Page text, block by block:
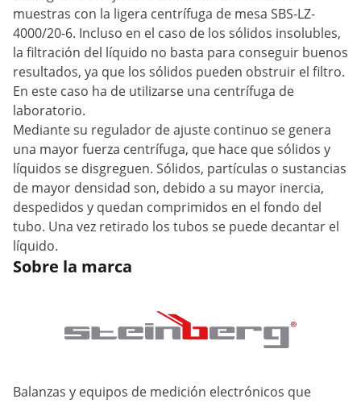
muestras con la ligera centrífuga de mesa SBS-LZ-
4000/20-6. Incluso en el caso de los sólidos insolubles,
la filtración del líquido no basta para conseguir buenos
resultados, ya que los sólidos pueden obstruir el filtro.
En este caso ha de utilizarse una centrífuga de
laboratorio.
Mediante su regulador de ajuste continuo se genera
una mayor fuerza centrífuga, que hace que sólidos y
líquidos se disgreguen. Sólidos, partículas o sustancias
de mayor densidad son, debido a su mayor inercia,
despedidos y quedan comprimidos en el fondo del
tubo. Una vez retirado los tubos se puede decantar el
líquido.
Sobre la marca
Balanzas y equipos de medición electrónicos que